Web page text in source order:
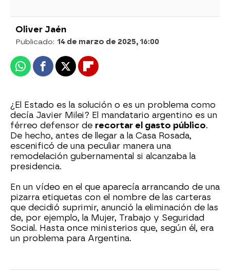
Oliver Jaén
Publicado: 14 de marzo de 2025, 16:00
WhatsappFacebook
X Flipboard
¿El Estado es la solución o es un problema como
decía Javier Milei? El mandatario argentino es un
férreo defensor de recortar el gasto público.
De hecho, antes de llegar a la Casa Rosada,
escenificó de una peculiar manera una
remodelación gubernamental si alcanzaba la
presidencia.
En un vídeo en el que aparecía arrancando de una
pizarra etiquetas con el nombre de las carteras
que decidió suprimir, anunció la eliminación de las
de, por ejemplo, la Mujer, Trabajo y Seguridad
Social. Hasta once ministerios que, según él, era
un problema para Argentina.